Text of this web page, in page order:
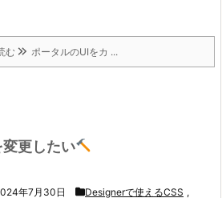
む ポータルのUIをカ ...
更したい
年7月30日 Designerで使えるCSS ,